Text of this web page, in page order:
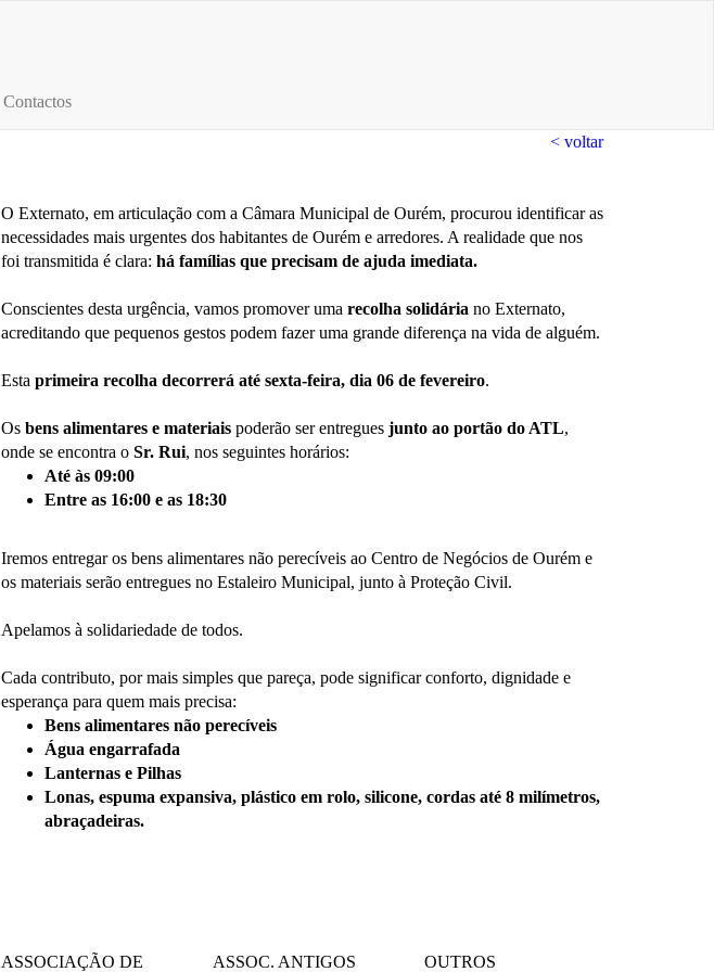
Contactos
< voltar
O Externato, em articulação com a Câmara Municipal de Ourém, procurou identificar as
necessidades mais urgentes dos habitantes de Ourém e arredores. A realidade que nos
foi transmitida é clara: há famílias que precisam de ajuda imediata.
Conscientes desta urgência, vamos promover uma recolha solidária no Externato,
acreditando que pequenos gestos podem fazer uma grande diferença na vida de alguém.
Esta primeira recolha decorrerá até sexta-feira, dia 06 de fevereiro.
Os bens alimentares e materiaispoderão ser entregues junto ao portão do ATL,
onde se encontra o Sr. Rui, nos seguintes horários:
Até às 09:00
Entre as 16:00 e as 18:30
Iremos entregar os bens alimentares não perecíveis ao Centro de Negócios de Ourém e
os materiais serão entregues no Estaleiro Municipal, junto à Proteção Civil.
Apelamos à solidariedade de todos.
Cada contributo, por mais simples que pareça, pode significar conforto, dignidade e
esperança para quem mais precisa:
Bens alimentares não perecíveis
Água engarrafada
Lanternas e Pilhas
Lonas, espuma expansiva, plástico em rolo, silicone, cordas até 8 milímetros,
abraçadeiras.
ASSOCIAÇÃO DE ASSOC. ANTIGOS OUTROS